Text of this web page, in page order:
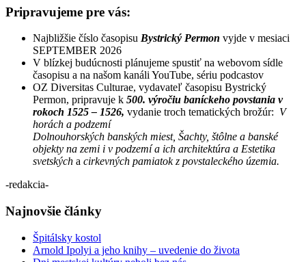
Pripravujeme pre vás:
Najbližšie číslo časopisu Bystrický Permon vyjde v mesiaci
SEPTEMBER 2026
V blízkej budúcnosti plánujeme spustiť na webovom sídle
časopisu a na našom kanáli YouTube, sériu podcastov
OZ Diversitas Culturae, vydavateľ časopisu Bystrický
Permon, pripravuje k 500. výročiu baníckeho povstania v
rokoch 1525 – 1526, vydanie troch tematických brožúr: V
horách a podzemí
Dolnouhorských banských miest, Šachty, štôlne a banské
objekty na zemi i v podzemí a ich architektúra a Estetika
svetských a cirkevných pamiatok z povstaleckého územia.
-redakcia-
Najnovšie články
Špitálsky kostol
Arnold Ipolyi a jeho knihy – uvedenie do života